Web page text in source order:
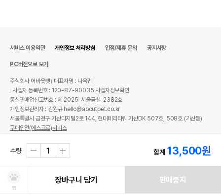
수량 합계 13,500원
찜
장바구니 담기 판매중지
서비스 이용약관 개인정보 처리방침 입점/제휴 문의 공지사항
PC버전으로 보기
주식회사 어바웃펫
대표자명 : 나옥귀
사업자 등록번호 : 120-87-90035사업자정보확인
통신판매업신고번호 : 제 2025-서울금천-2382호
개인정보관리자 : 김원규 hello@aboutpet.co.kr
서울특별시 금천구 가산디지털2로 144, 현대테라타워 가산DK 507호, 508호 (가산동)
구매안전(에스크로)서비스